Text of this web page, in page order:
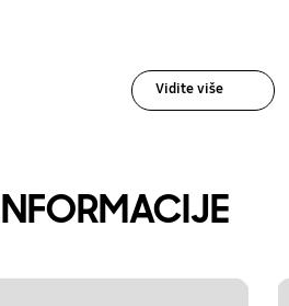
Vidite više